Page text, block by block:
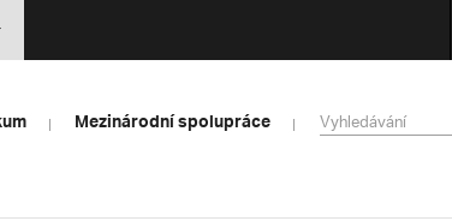
Mezinárodní spolupráce